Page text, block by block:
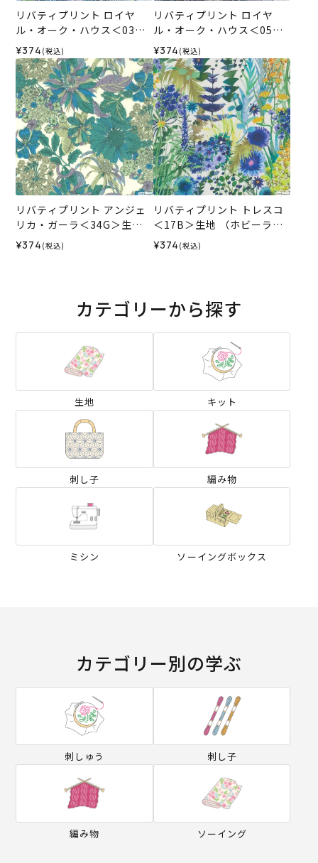
リバティプリント ロイヤ
ル・オーク・ハウス＜03B
＞生地 （ホビーラホビーレ
オリジナル）2026SS
¥374 (税込)
リバティプリント ロイヤ
ル・オーク・ハウス＜05GR
＞生地 （ホビーラホビーレ
オリジナル）2026SS
¥374 (税込)
リバティプリント アンジェ
リカ・ガーラ＜34G＞生地
（ホビーラホビーレオリジ
ナル）2026SS
¥374 (税込)
リバティプリント トレスコ
＜17B＞生地 （ホビーラホ
ビーレオリジナル）2026SS
¥374 (税込)
カテゴリーから探す
生地 キット
刺し子 編み物
ミシン ソーイングボックス
カテゴリー別の学ぶ
刺しゅう 刺し子
編み物 ソーイング